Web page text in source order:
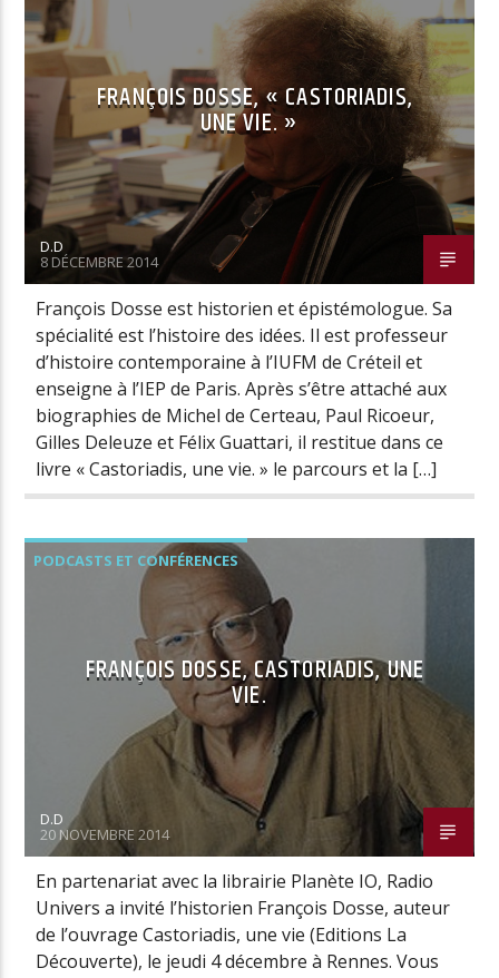
FRANÇOIS DOSSE, « CASTORIADIS,
UNE VIE. »
D.D
8 DÉCEMBRE 2014
François Dosse est historien et épistémologue. Sa
spécialité est l’histoire des idées. Il est professeur
d’histoire contemporaine à l’IUFM de Créteil et
enseigne à l’IEP de Paris. Après s’être attaché aux
biographies de Michel de Certeau, Paul Ricoeur,
Gilles Deleuze et Félix Guattari, il restitue dans ce
livre « Castoriadis, une vie. » le parcours et la […]
PODCASTS ET CONFÉRENCES
FRANÇOIS DOSSE, CASTORIADIS, UNE
VIE.
D.D
20 NOVEMBRE 2014
En partenariat avec la librairie Planète IO, Radio
Univers a invité l’historien François Dosse, auteur
de l’ouvrage Castoriadis, une vie (Editions La
Découverte), le jeudi 4 décembre à Rennes. Vous